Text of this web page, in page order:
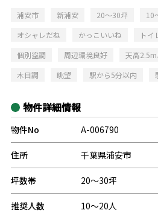
浦安市 新浦安 20～30坪 10
オシャレだね
かっこいいね トイ
個別空調
周辺環境良好 天高2.5m
木目調
眺望 駅から5分以内
物件詳細情報
物件No A-006790
住所 千葉県浦安市
坪数帯 20～30坪
推奨人数 10～20人